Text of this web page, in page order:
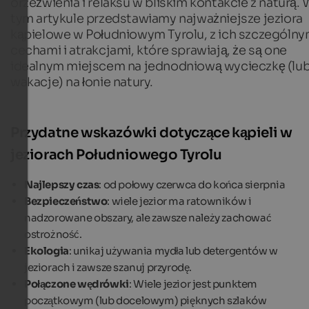
tym artykule przedstawiamy najważniejsze jeziora
kąpielowe w Południowym Tyrolu, z ich
cechami i atrakcjami, które sprawiają, że są one
idealnym miejscem na jednodniową wycieczkę
wakacje) na łonie natury.
Przydatne wskazówki dotyczące kąpieli w
jeziorach Południowego Tyrolu
Najlepszy czas: od połowy czerwca do końca sierpnia
Bezpieczeństwo: wiele jezior ma ratowników i
nadzorowane obszary, ale zawsze należy zachować
ostrożność.
Ekologia: unikaj używania mydła lub detergentów w
jeziorach i zawsze szanuj przyrodę.
Połączone wędrówki: Wiele jezior jest punktem
początkowym (lub docelowym) pięknych szlaków